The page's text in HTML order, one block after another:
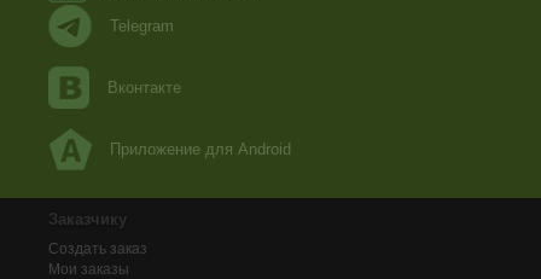
Telegram
Вконтакте
Приложение для Android
Заказчику
Создать заказ
Мои заказы